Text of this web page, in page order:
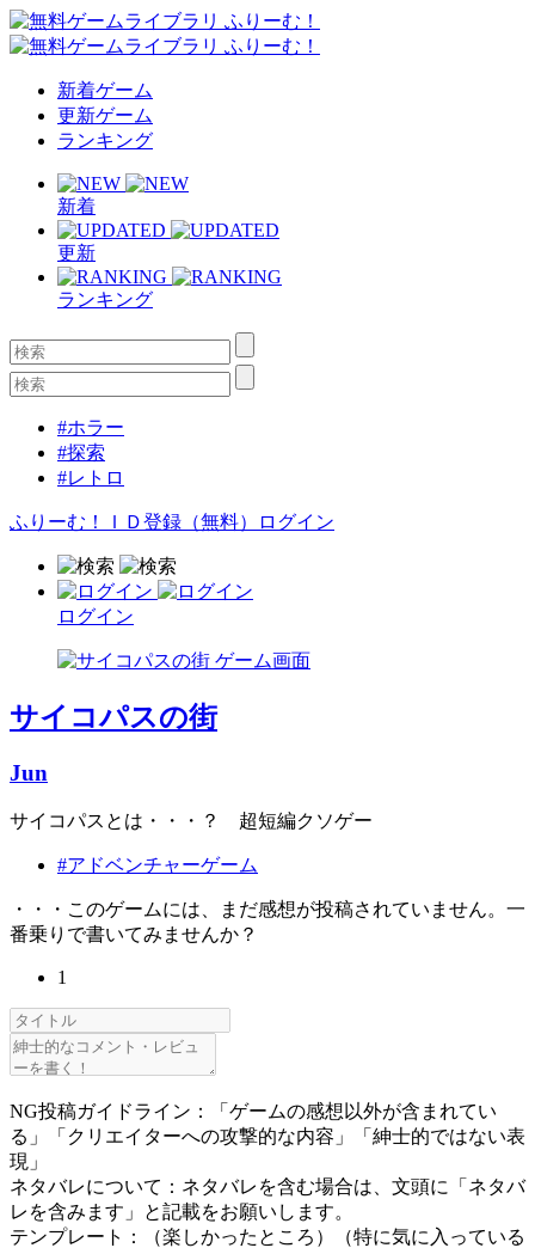
新着ゲーム
更新ゲーム
ランキング
新着
更新
ランキング
#ホラー
#探索
#レトロ
ふりーむ！ＩＤ登録（無料） ログイン
ログイン
サイコパスの街
Jun
サイコパスとは・・・？ 超短編クソゲー
#アドベンチャーゲーム
・・・このゲームには、まだ感想が投稿されていません。一
番乗りで書いてみませんか？
1
NG投稿ガイドライン：「ゲームの感想以外が含まれてい
る」「クリエイターへの攻撃的な内容」「紳士的ではない表
現」
ネタバレについて：ネタバレを含む場合は、文頭に「ネタバ
レを含みます」と記載をお願いします。
テンプレート：（楽しかったところ）（特に気に入っている